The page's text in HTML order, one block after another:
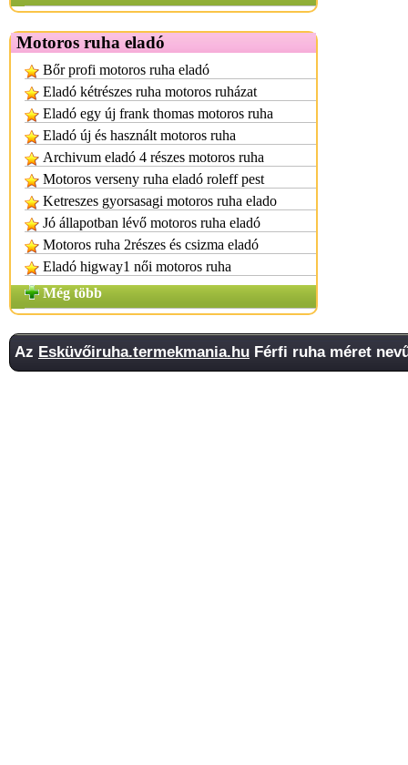
Motoros ruha eladó
Bőr profi motoros ruha eladó
Eladó kétrészes ruha motoros ruházat
Eladó egy új frank thomas motoros ruha
Eladó új és használt motoros ruha
Archivum eladó 4 részes motoros ruha
Motoros verseny ruha eladó roleff pest
Ketreszes gyorsasagi motoros ruha elado
Jó állapotban lévő motoros ruha eladó
Motoros ruha 2részes és csizma eladó
Eladó higway1 női motoros ruha
Még több
Az Esküvőiruha.termekmania.hu Férfi ruha méret